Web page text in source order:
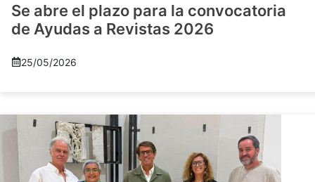
Se abre el plazo para la convocatoria
de Ayudas a Revistas 2026
25/05/2026